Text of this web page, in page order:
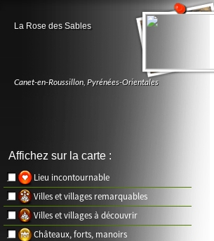
La Rose des Sables
Canet-en-Roussillon, Pyrénées-Orientales
Affichez sur la carte :
Lieu incontournable
Villes et villages remarquables
Villes et villages à découvrir
Châteaux, forts, manoirs